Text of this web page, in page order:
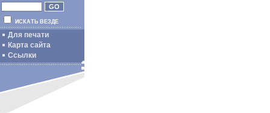
ИСКАТЬ ВЕЗДЕ
Для печати
Карта сайта
Ссылки